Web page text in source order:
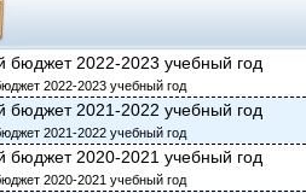
бюджет 2022-2023 учебный год
2022-2023 учебный год
бюджет 2021-2022 учебный год
2021-2022 учебный год
бюджет 2020-2021 учебный год
2020-2021 учебный год